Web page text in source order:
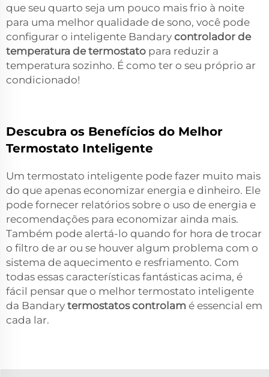
que seu quarto seja um pouco mais frio à noite
para uma melhor qualidade de sono, você pode
configurar o inteligente Bandary controlador de
temperatura de termostato para reduzir a
temperatura sozinho. É como ter o seu próprio ar
condicionado!
Descubra os Benefícios do Melhor
Termostato Inteligente
Um termostato inteligente pode fazer muito mais
do que apenas economizar energia e dinheiro. Ele
pode fornecer relatórios sobre o uso de energia e
recomendações para economizar ainda mais.
Também pode alertá-lo quando for hora de trocar
o filtro de ar ou se houver algum problema com o
sistema de aquecimento e resfriamento. Com
todas essas características fantásticas acima, é
fácil pensar que o melhor termostato inteligente
da Bandary termostatos controlam é essencial em
cada lar.